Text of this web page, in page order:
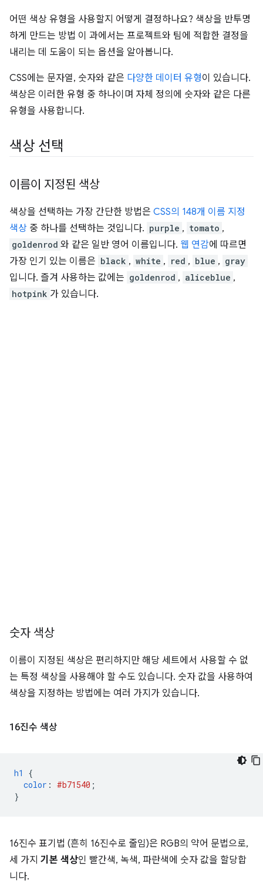
어떤 색상 유형을 사용할지 어떻게 결정하나요? 색상을 반투명
하게 만드는 방법 이 과에서는 프로젝트와 팀에 적합한 결정을
내리는 데 도움이 되는 옵션을 알아봅니다.
CSS에는 문자열, 숫자와 같은 다양한 데이터 유형이 있습니다.
색상은 이러한 유형 중 하나이며 자체 정의에 숫자와 같은 다른
유형을 사용합니다.
색상 선택
이름이 지정된 색상
색상을 선택하는 가장 간단한 방법은 CSS의 148개 이름 지정
색상 중 하나를 선택하는 것입니다. purple , tomato ,
goldenrod 와 같은 일반 영어 이름입니다. 웹 연감에 따르면
가장 인기 있는 이름은 black , white , red , blue , gray
입니다. 즐겨 사용하는 값에는 goldenrod , aliceblue ,
hotpink 가 있습니다.
숫자 색상
이름이 지정된 색상은 편리하지만 해당 세트에서 사용할 수 없
는 특정 색상을 사용해야 할 수도 있습니다. 숫자 값을 사용하여
색상을 지정하는 방법에는 여러 가지가 있습니다.
16진수 색상
h1
{
color : #b71540 ;
}
16진수 표기법 (흔히 16진수로 줄임)은 RGB의 약어 문법으로,
세 가지 기본 색상인 빨간색, 녹색, 파란색에 숫자 값을 할당합
니다.